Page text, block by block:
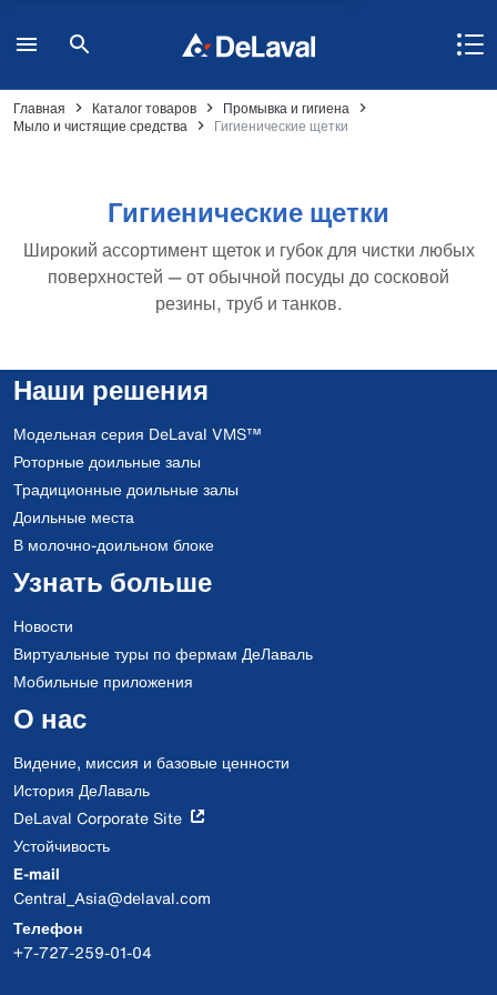
Главная Каталог товаров
Промывка и гигиена
Мыло и чистящие средства
Гигиенические щетки
Гигиенические щетки
Широкий ассортимент щеток и губок для чистки любых
поверхностей — от обычной посуды до сосковой
резины, труб и танков.
Наши решения
Модельная серия DeLaval VMS™
Роторные доильные залы
Традиционные доильные залы
Доильные места
В молочно-доильном блоке
Узнать больше
Новости
Виртуальные туры по фермам ДеЛаваль
Мобильные приложения
О нас
Видение, миссия и базовые ценности
История ДеЛаваль
DeLaval Corporate Site
Устойчивость
E-mail
Central_Asia@delaval.com
Телефон
+7-727-259-01-04